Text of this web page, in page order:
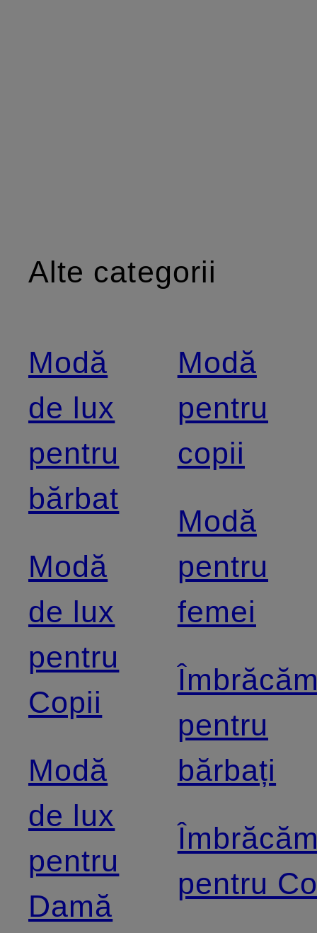
Alte categorii
Modă
de lux
pentru
bărbat
Modă
de lux
pentru
Copii
Modă
de lux
pentru
Damă
Modă
pentru
copii
Modă
pentru
femei
pentru
bărbați
pentru